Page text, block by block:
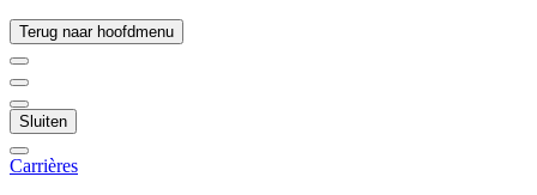
Terug naar hoofdmenu
Sluiten
Carrières